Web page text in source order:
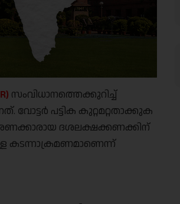
സംവിധാനത്തെക്കുറിച്ച്
പട്ടിക കുറ്റമറ്റതാക്കുക
ദശലക്ഷക്കണക്കിന്
കടന്നാക്രമണമാണെന്ന്